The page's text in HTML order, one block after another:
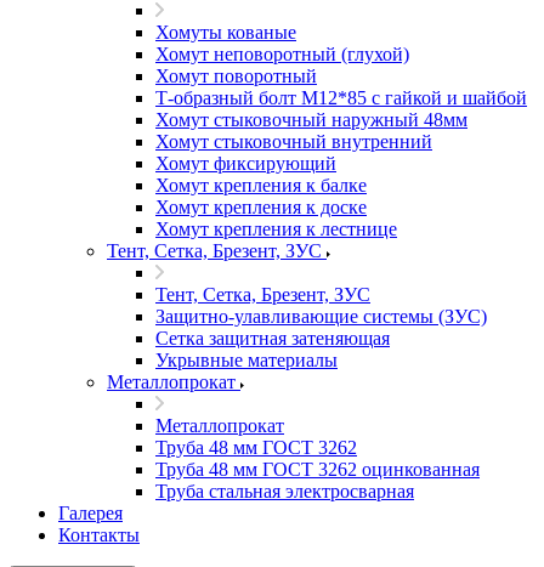
Хомуты кованые
Хомут неповоротный (глухой)
Хомут поворотный
Т-образный болт М12*85 с гайкой и шайбой
Хомут стыковочный наружный 48мм
Хомут стыковочный внутренний
Хомут фиксирующий
Хомут крепления к балке
Хомут крепления к доске
Хомут крепления к лестнице
Тент, Сетка, Брезент, ЗУС
Тент, Сетка, Брезент, ЗУС
Защитно-улавливающие системы (ЗУС)
Сетка защитная затеняющая
Укрывные материалы
Металлопрокат
Металлопрокат
Труба 48 мм ГОСТ 3262
Труба 48 мм ГОСТ 3262 оцинкованная
Труба стальная электросварная
Галерея
Контакты